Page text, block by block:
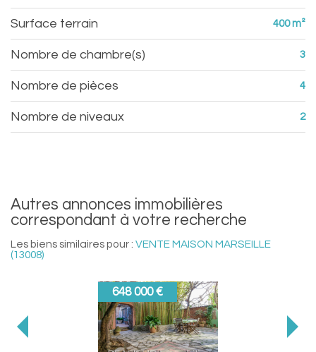
surface terrain 400 m²
Nombre de chambre(s) 3
Nombre de pièces 4
Nombre de niveaux 2
autres annonces immobilières
correspondant à votre recherche
Les biens similaires pour : VENTE MAISON MARSEILLE
(13008)
648 000 €